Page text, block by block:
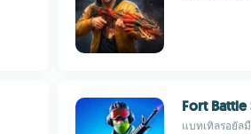
Fort Battle
แบทเทิลรอยัล